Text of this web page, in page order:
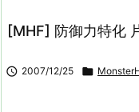
[MHF] 防御力特化
 2007/12/25 